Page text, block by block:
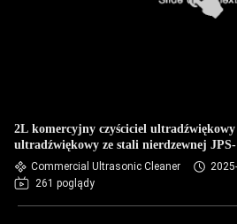
2L komercyjny czyściciel ultradźwiękowy
ultradźwiękowy ze stali nierdzewnej
Commercial Ultrasonic Cleaner
261 poglądy